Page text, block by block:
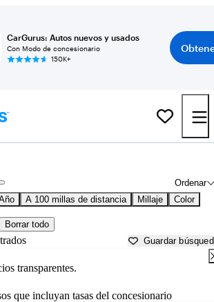
CarGurus: Autos nuevos y usados
Con Modo de concesionario
150K+
Ordenar
A 100 millas de distancia Millaje Color
Borrar todo
Guardar
transparentes.
que incluyan tasas del concesionario